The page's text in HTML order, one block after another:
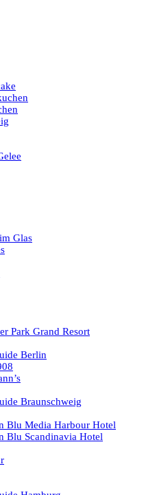
Glas
Park Grand Resort
Berlin
Braunschweig
Blu Media Harbour Hotel
Blu Scandinavia Hotel